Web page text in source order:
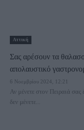
Αττική
Σας αρέσουν τα
απολαυστικό
6 Νοεμβρίου 2024, 12:21
Αν μένετε στον Πειραιά
δεν μένετε...